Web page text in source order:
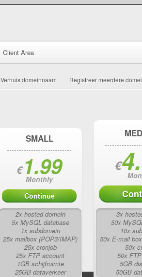
Client Area
Verhuis domeinnaam Registreer meerdere
SMALL
€1.99
Monthly
Continue
2x hosted domein
5x MySQL database
1x subdomein
25x mailbox (POP3/IMAP)
25x cronjob
25x FTP account
1GB schijfruimte
25GB dataverkeer
€
3x
50x
10x
50x E-mail
50x
50x
5GB
50GB